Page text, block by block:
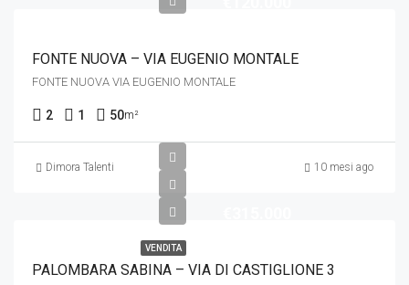
FONTE NUOVA – VIA EUGENIO MONTALE
FONTE NUOVA VIA EUGENIO MONTALE
2 1 50m²
Dimora Talenti 10 mesi ago
VENDITA
PALOMBARA SABINA – VIA DI CASTIGLIONE 3